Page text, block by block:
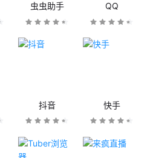
虫虫助手 QQ
抖音 快手